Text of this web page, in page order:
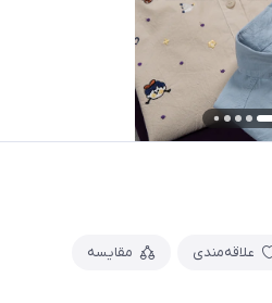
علاقه‌مندی مقایسه